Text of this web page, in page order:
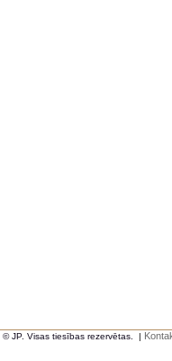
© JP. Visas tiesības rezervētas. |